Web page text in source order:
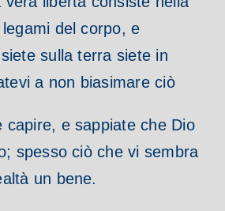
legami del corpo, e
sulla terra siete in
a non biasimare ciò
capire, e sappiate che Dio
spesso ciò che vi sembra
un bene.